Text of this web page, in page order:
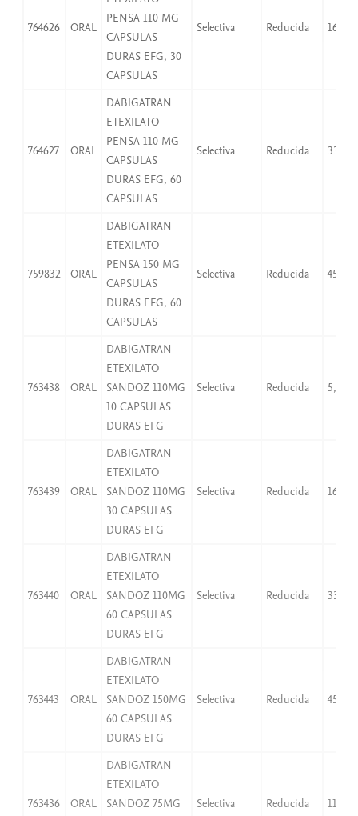
764626 ORAL
PENSA 110 MG
CAPSULAS
DURAS EFG, 30
CAPSULAS
Selectiva Reducida 16,53
764627 ORAL
DABIGATRAN
ETEXILATO
PENSA 110 MG
CAPSULAS
DURAS EFG, 60
CAPSULAS
Selectiva Reducida 33,06
759832 ORAL
DABIGATRAN
ETEXILATO
PENSA 150 MG
CAPSULAS
DURAS EFG, 60
CAPSULAS
Selectiva Reducida 45,08
763438 ORAL
DABIGATRAN
ETEXILATO
SANDOZ 110MG
10 CAPSULAS
DURAS EFG
Selectiva Reducida 5,51
763439 ORAL
DABIGATRAN
ETEXILATO
SANDOZ 110MG
30 CAPSULAS
DURAS EFG
Selectiva Reducida 16,53
763440 ORAL
DABIGATRAN
ETEXILATO
SANDOZ 110MG
60 CAPSULAS
DURAS EFG
Selectiva Reducida 33,06
763443 ORAL
DABIGATRAN
ETEXILATO
SANDOZ 150MG
60 CAPSULAS
DURAS EFG
Selectiva Reducida 45,08
763436 ORAL
DABIGATRAN
ETEXILATO
SANDOZ 75MG
Selectiva Reducida 11,27